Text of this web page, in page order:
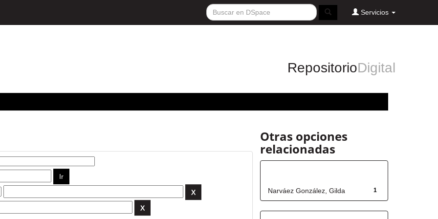
Servicios
RepositorioDigital
Otras opciones
relacionadas
1
Narváez González, Gilda